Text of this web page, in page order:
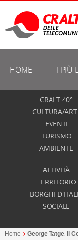
HOME I PIÙ
CRALT 40°
CULTURA/
EVENTI
TURISMO
AMBIENTE
ATTIVITÀ
TERRITORIO
BORGHI
SOCIALE
Home George Tatge. Il